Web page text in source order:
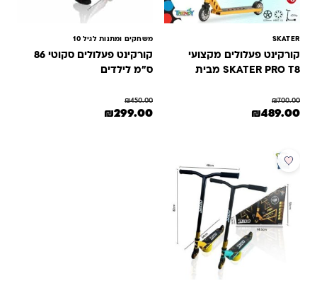
SKATER
קורקינט פעלולים מקצועי
SKATER PRO T8 מבית
₪700.00
המחיר המקורי היה: ₪700.00.
₪489.00 המחיר הנוכחי הוא: ₪489.00.
משחקים ומתנות לגיל 10
קורקינט פעלולים סקוטי 86
ס"מ לילדים
₪450.00
המחיר המקורי היה: ₪450.00.
₪299.00 המחיר הנוכחי הוא: ₪299.00.